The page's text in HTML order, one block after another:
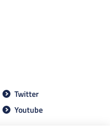
Twitter
Youtube